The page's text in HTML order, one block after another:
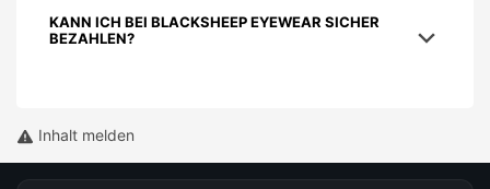
KANN ICH BEI BLACKSHEEP EYEWEAR SICHER
BEZAHLEN?
Inhalt melden